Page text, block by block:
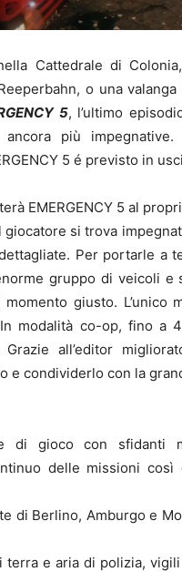
Cattedrale di
o una valanga
5, l’ultimo
più
5 é previsto in
EMERGENCY 5 al
giocatore si trova
Per portarle a
gruppo di veicoli e
giusto.
modalità co-op, fino a
Grazie all’editor
e condividerlo con la
di gioco con sfidanti
delle missioni
di Berlino, Amburgo e
terra e aria di polizia,